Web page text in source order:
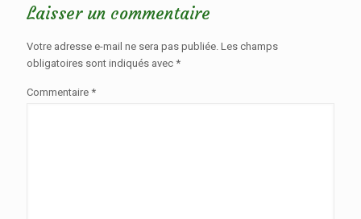
Laisser un commentaire
Votre adresse e-mail ne sera pas publiée. Les champs
obligatoires sont indiqués avec *
Commentaire *